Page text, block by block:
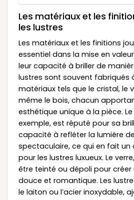
Les matériaux et les
les lustres
Les matériaux et les finitions
essentiel dans la mise en
leur capacité à briller de
lustres sont souvent fabriqués
matériaux tels que le cristal, le
même le bois, chacun
esthétique unique à la pièce.
exemple, est réputé pour sa
capacité à refléter la lumière
spectaculaire, ce qui en fait un
pour les lustres luxueux. Le
être teinté ou dépoli pour
douce et romantique. Les
le laiton ou l’acier inoxydable,